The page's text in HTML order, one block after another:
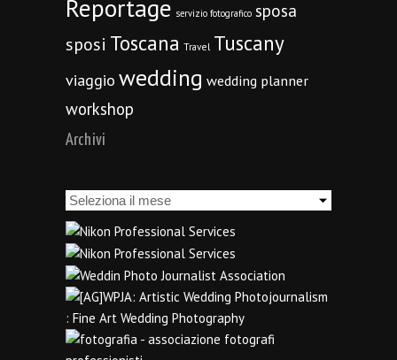
Reportage servizio fotografico sposa
sposi Toscana Travel Tuscany
viaggio wedding wedding planner
workshop
Archivi
Archivi